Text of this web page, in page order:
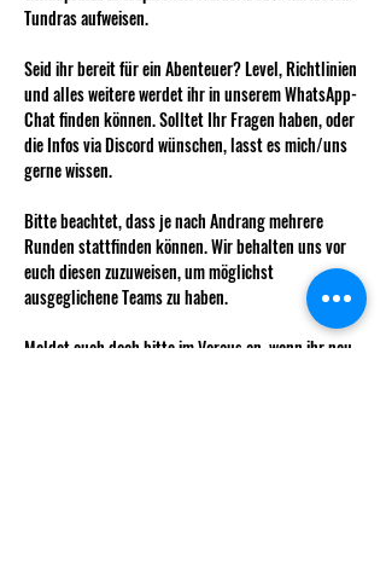
Tundras aufweisen.
Seid ihr bereit für ein Abenteuer? Level, Richtlinien
und alles weitere werdet ihr in unserem WhatsApp-
Chat finden können. Solltet Ihr Fragen haben, oder
die Infos via Discord wünschen, lasst es mich/uns
gerne wissen.
Bitte beachtet, dass je nach Andrang mehrere
Runden stattfinden können. Wir behalten uns vor
euch diesen zuzuweisen, um möglichst
ausgeglichene Teams zu haben.
Meldet euch doch bitte im Voraus an, wenn ihr neu